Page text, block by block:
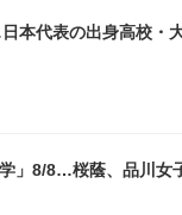
本代表の出身高校・
」8/8…桜蔭、品川女